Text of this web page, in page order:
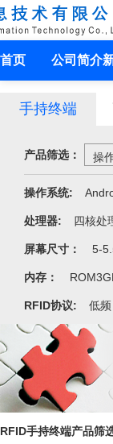
首页 公司简介
手持终端
产品筛选： 操
操作系统:
处理器: 四核处
屏幕尺寸： 5-
内存：
RFID协议: 低频
RFID手持终端产品筛